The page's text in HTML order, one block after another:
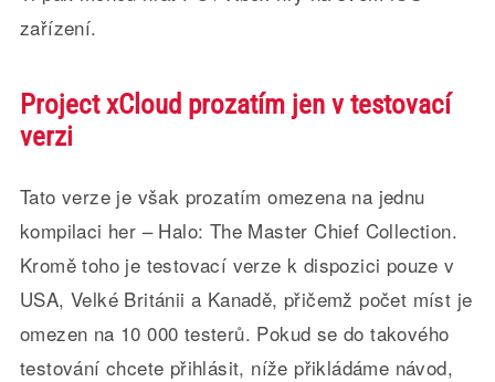
zařízení.
Project xCloud prozatím jen v testovací
verzi
Tato verze je však prozatím omezena na jednu
kompilaci her – Halo: The Master Chief Collection.
Kromě toho je testovací verze k dispozici pouze v
USA, Velké Británii a Kanadě, přičemž počet míst je
omezen na 10 000 testerů. Pokud se do takového
testování chcete přihlásit, níže přikládáme návod,